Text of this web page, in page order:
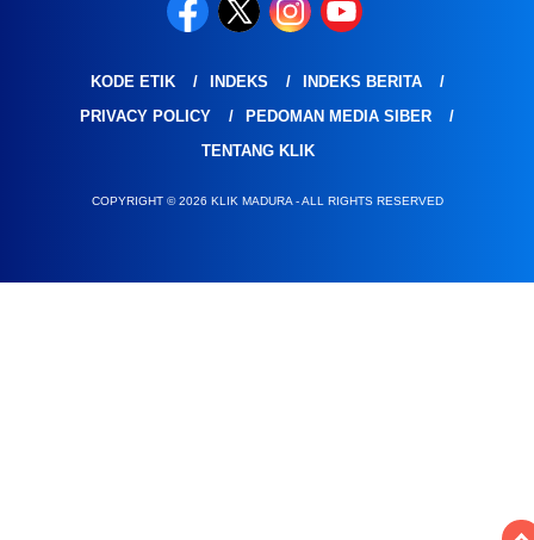
KODE ETIK INDEKS
INDEKS BERITA
PRIVACY POLICY
PEDOMAN MEDIA SIBER
TENTANG KLIK
COPYRIGHT © 2026 KLIK MADURA - ALL RIGHTS RESERVED